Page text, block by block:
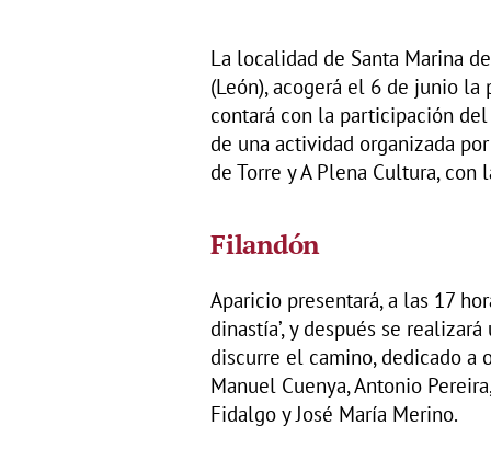
La localidad de Santa Marina
(León), acogerá el 6 de junio
contará con la participación
de una actividad organizada
de Torre y A Plena Cultura,
Filandón
Aparicio presentará, a las 17
dinastía’, y después se
discurre el camino, dedicado a
Manuel Cuenya, Antonio
Fidalgo y José María Merino.